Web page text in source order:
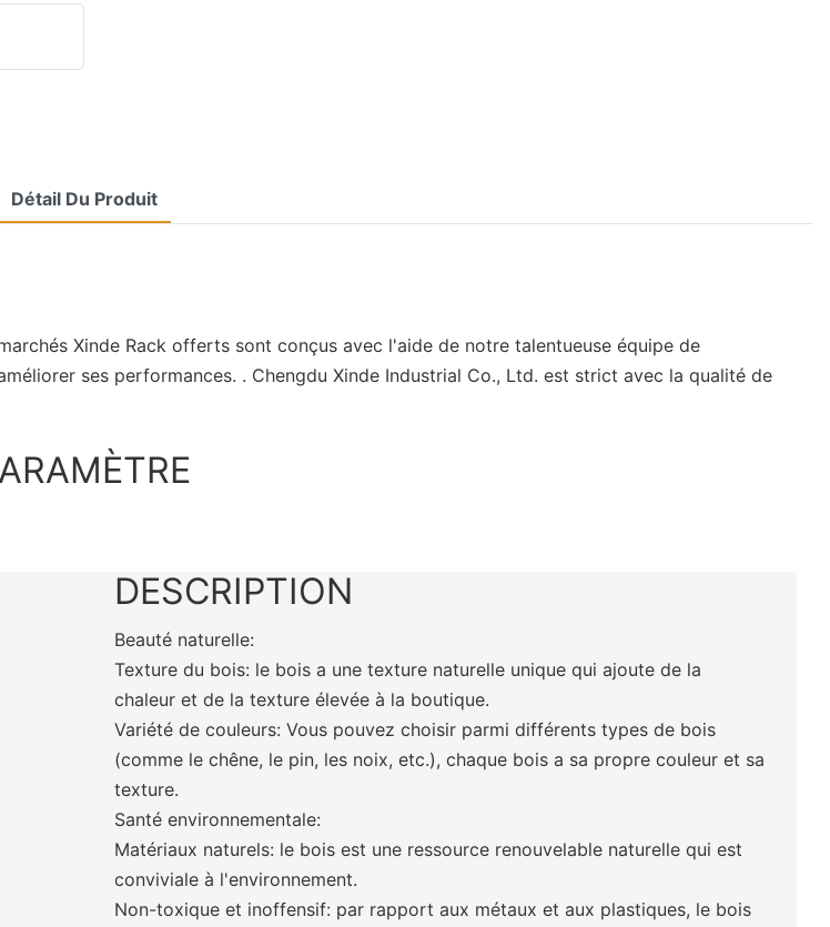
Détail Du Produit
Xinde Rack offerts sont conçus avec l'aide de notre talentueuse équipe de
ses performances. . Chengdu Xinde Industrial Co., Ltd. est strict avec la qualité de
DESCRIPTION
Beauté naturelle:
Texture du bois: le bois a une texture naturelle unique qui ajoute de la
chaleur et de la texture élevée à la boutique.
Variété de couleurs: Vous pouvez choisir parmi différents types de bois
(comme le chêne, le pin, les noix, etc.), chaque bois a sa propre couleur et sa
texture.
Santé environnementale:
Matériaux naturels: le bois est une ressource renouvelable naturelle qui est
conviviale à l'environnement.
Non-toxique et inoffensif: par rapport aux métaux et aux plastiques, le bois